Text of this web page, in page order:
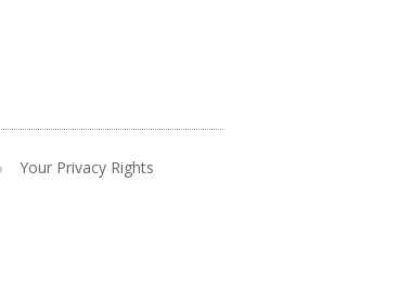
Your Privacy Rights